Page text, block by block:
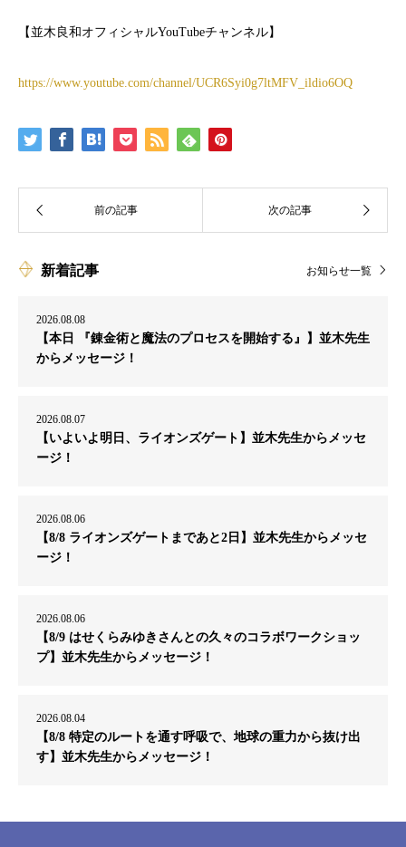
【並木良和オフィシャルYouTubeチャンネル】
https://www.youtube.com/channel/UCR6Syi0g7ltMFV_ildio6OQ
新着記事 お知らせ一覧
2026.08.08
【本日 『錬金術と魔法のプロセスを開始する』】並木先生
からメッセージ！
2026.08.07
【いよいよ明日、ライオンズゲート】並木先生からメッセ
ージ！
2026.08.06
【8/8 ライオンズゲートまであと2日】並木先生からメッセ
ージ！
2026.08.06
【8/9 はせくらみゆきさんとの久々のコラボワークショッ
プ】並木先生からメッセージ！
2026.08.04
【8/8 特定のルートを通す呼吸で、地球の重力から抜け出
す】並木先生からメッセージ！